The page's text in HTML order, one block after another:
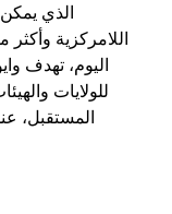
الذي يمكن
اللامركزية وأكثر
اليوم، تهدف
للولايات
المستقبل،